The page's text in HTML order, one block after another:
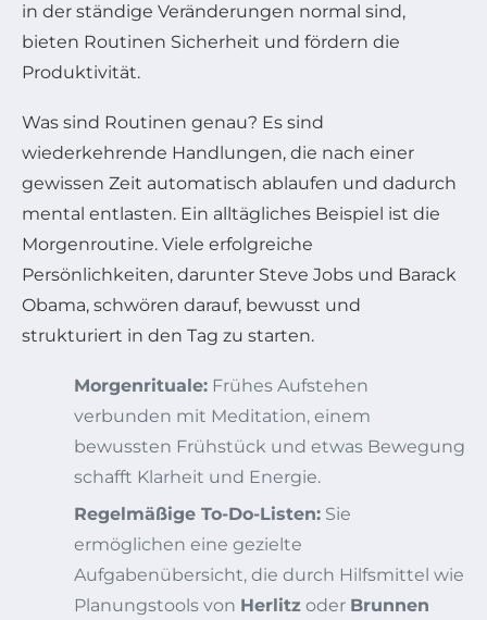
in der ständige Veränderungen normal sind,
bieten Routinen Sicherheit und fördern die
Produktivität.
Was sind Routinen genau? Es sind
wiederkehrende Handlungen, die nach einer
gewissen Zeit automatisch ablaufen und dadurch
mental entlasten. Ein alltägliches Beispiel ist die
Morgenroutine. Viele erfolgreiche
Persönlichkeiten, darunter Steve Jobs und Barack
Obama, schwören darauf, bewusst und
strukturiert in den Tag zu starten.
Morgenrituale: Frühes Aufstehen
verbunden mit Meditation, einem
bewussten Frühstück und etwas Bewegung
schafft Klarheit und Energie.
Regelmäßige To-Do-Listen: Sie
ermöglichen eine gezielte
Aufgabenübersicht, die durch Hilfsmittel wie
Planungstools von Herlitz oder Brunnen